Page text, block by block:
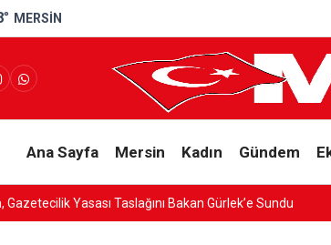
° MERSIN
Ana Sayfa Mersin Kadın Gündem
Gazetecilik Yasası Taslağını Bakan Gürlek’e Sundu